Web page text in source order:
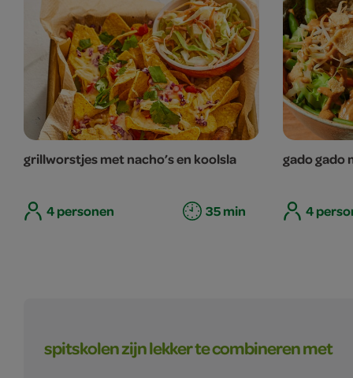
grillworstjes met nacho’s en koolsla
4 personen 35 min
gado gado
4
spitskolen zijn lekker te combineren met